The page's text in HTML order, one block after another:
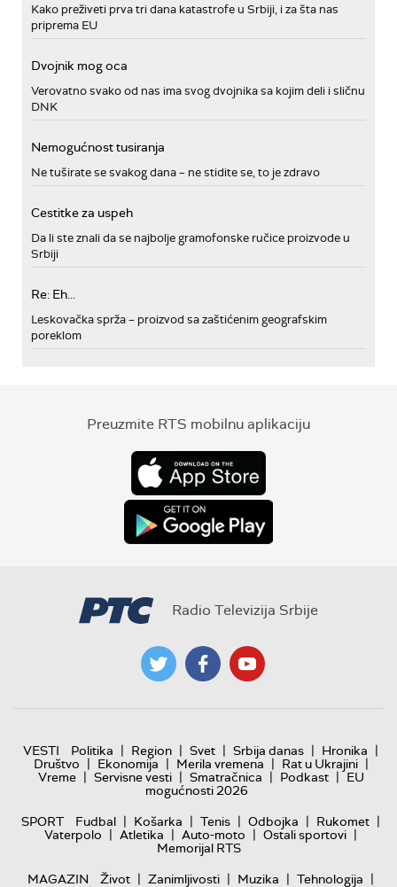
Kako preživeti prva tri dana katastrofe u Srbiji, i za šta nas
priprema EU
Dvojnik mog oca
Verovatno svako od nas ima svog dvojnika sa kojim deli i sličnu
DNK
Nemogućnost tusiranja
Ne tuširate se svakog dana – ne stidite se, to je zdravo
Cestitke za uspeh
Da li ste znali da se najbolje gramofonske ručice proizvode u
Srbiji
Re: Eh...
Leskovačka sprža – proizvod sa zaštićenim geografskim
poreklom
Preuzmite RTS mobilnu aplikaciju
Radio Televizija Srbije
VESTI Politika | Region | Svet | Srbija danas | Hronika |
Društvo | Ekonomija | Merila vremena | Rat u Ukrajini |
Vreme | Servisne vesti | Smatračnica | Podkast | EU
mogućnosti 2026
SPORT
Fudbal | Košarka | Tenis | Odbojka | Rukomet |
Vaterpolo | Atletika | Auto-moto | Ostali sportovi |
Memorijal RTS
MAGAZIN
Život | Zanimljivosti | Muzika | Tehnologija |